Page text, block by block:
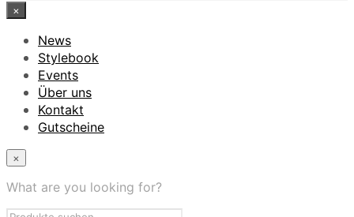
×
News
Stylebook
Events
Über uns
Kontakt
Gutscheine
×
What are you looking for?